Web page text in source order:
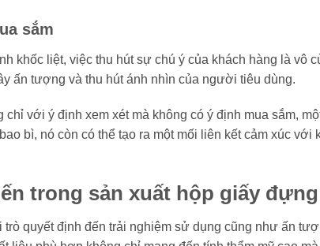
sắm
khốc liệt, việc thu hút sự chú ý của khách hàng là vô
ấn tượng và thu hút ánh nhìn của người tiêu dùng.
với ý định xem xét mà không có ý định mua sắm,
bì, nó còn có thể tạo ra một mối liên kết cảm xúc với
trong sản xuất hộp giấy
quyết định đến trải nghiệm sử dụng cũng như ấn